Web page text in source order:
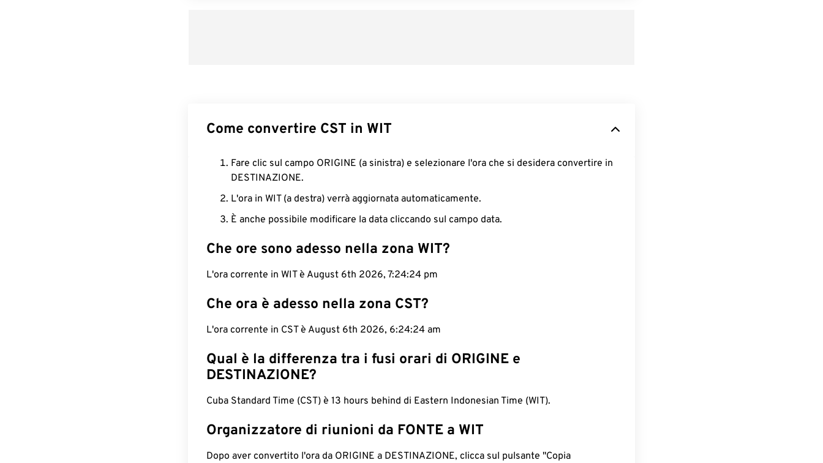
Come convertire CST in WIT
Fare clic sul campo ORIGINE (a sinistra) e selezionare l'ora che si desidera convertire in
DESTINAZIONE.
L'ora in WIT (a destra) verrà aggiornata automaticamente.
È anche possibile modificare la data cliccando sul campo data.
Che ore sono adesso nella zona WIT?
L'ora corrente in WIT è August 6th 2026, 7:24:25 pm
Che ora è adesso nella zona CST?
L'ora corrente in CST è August 6th 2026, 6:24:25 am
Qual è la differenza tra i fusi orari di ORIGINE e
DESTINAZIONE?
Cuba Standard Time (CST) è 13 hours behind di Eastern Indonesian Time (WIT).
Organizzatore di riunioni da FONTE a WIT
Dopo aver convertito l'ora da ORIGINE a DESTINAZIONE, clicca sul pulsante "Copia